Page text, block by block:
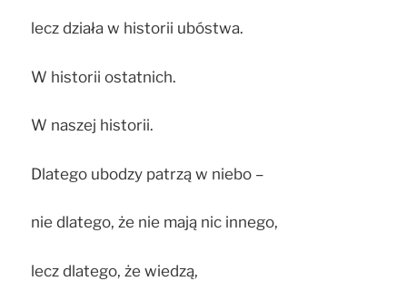
lecz działa w historii ubóstwa.
W historii ostatnich.
W naszej historii.
Dlatego ubodzy patrzą w niebo –
nie dlatego, że nie mają nic innego,
lecz dlatego, że wiedzą,